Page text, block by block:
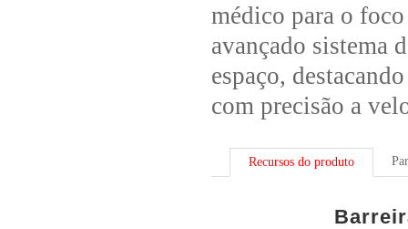
médico para o
avançado sistema
espaço,
com precisão a
Recursos do produto